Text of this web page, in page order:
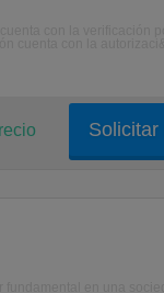
Solicitar